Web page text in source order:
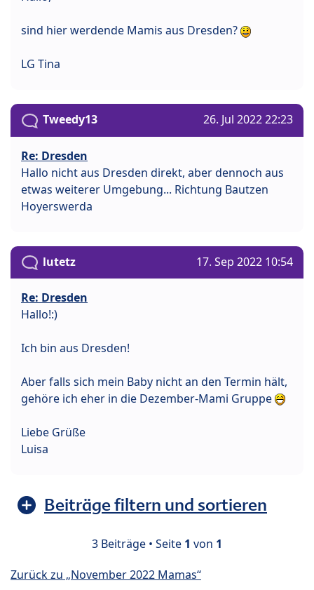
sind hier werdende Mamis aus Dresden?
LG Tina
Tweedy13 26. Jul 2022 22:23
Re: Dresden
Hallo nicht aus Dresden direkt, aber dennoch aus
etwas weiterer Umgebung... Richtung Bautzen
Hoyerswerda
lutetz 17. Sep 2022 10:54
Re: Dresden
Hallo!:)
Ich bin aus Dresden!
Aber falls sich mein Baby nicht an den Termin hält,
gehöre ich eher in die Dezember-Mami Gruppe
Liebe Grüße
Luisa
Beiträge filtern und sortieren
3 Beiträge • Seite 1 von 1
Zurück zu „November 2022 Mamas“